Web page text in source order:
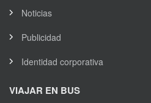
Noticias
Publicidad
Identidad corporativa
VIAJAR EN BUS